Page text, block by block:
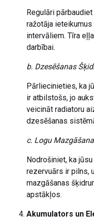
Regulāri
ražotāja
intervāliem. Tīra
darbībai.
b. Dzesēšanas
Pārliecinieties, ka
ir atbilstošs, jo
veicināt radiatoru
dzesēšanas
c. Logu
Nodrošiniet, ka
rezervuārs ir pilns,
mazgāšanas
apstākļos.
Akumulators un